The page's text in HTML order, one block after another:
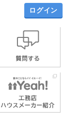
ログイン